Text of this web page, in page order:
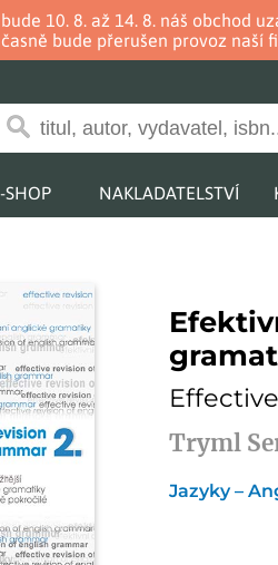
10. 8. až 14. 8. náš obchod
bude přerušen provoz
SHOP NAKLADATELSTVÍ
Tryml
Jazyky –